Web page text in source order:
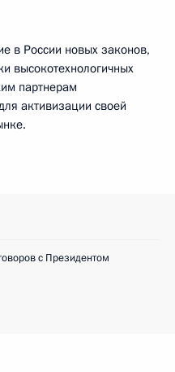
в России новых законов,
высокотехнологичных
партнерам
активизации своей
с Президентом